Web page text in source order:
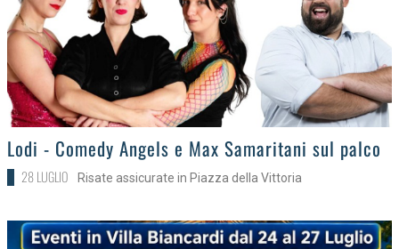
>Lodi - Comedy Angels e Max Samaritani sul palco
28 LUGLIO Risate assicurate in Piazza della Vittoria